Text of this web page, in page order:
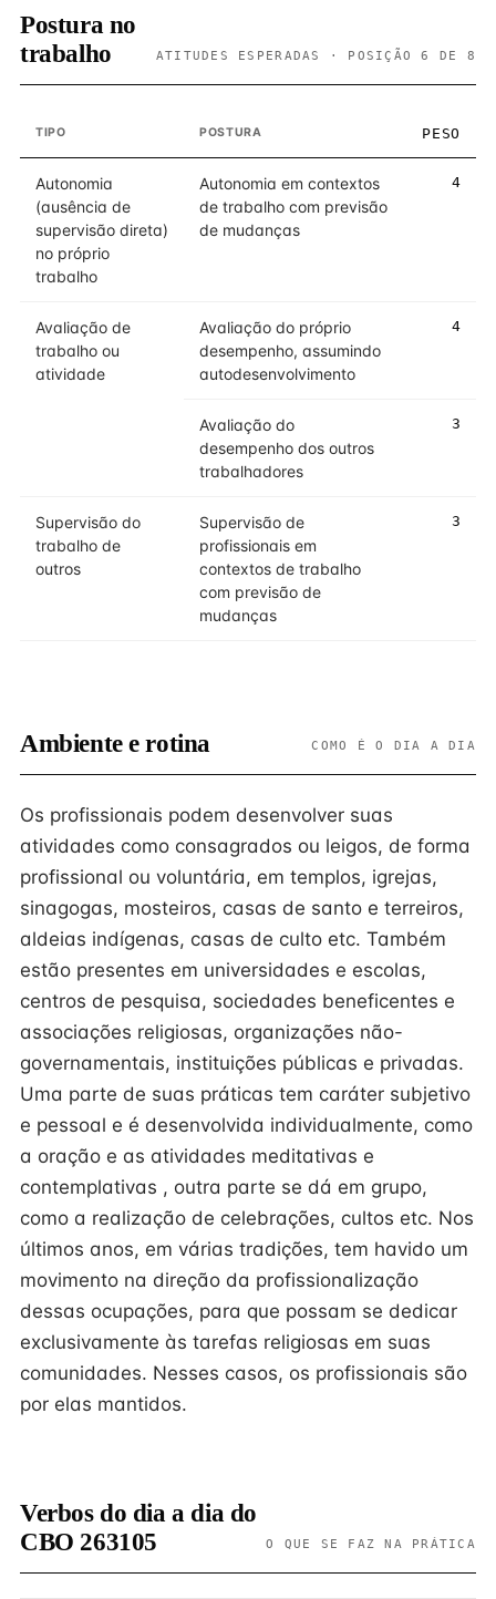
Postura no
trabalho
ATITUDES ESPERADAS · POSIÇÃO 6 DE 8
TIPO POSTURA PESO
Autonomia
(ausência de
supervisão direta)
no próprio
trabalho
Autonomia em contextos
de trabalho com previsão
de mudanças
4
Avaliação de
trabalho ou
atividade
Avaliação do próprio
desempenho, assumindo
autodesenvolvimento
4
Avaliação do
desempenho dos outros
trabalhadores
3
Supervisão do
trabalho de
outros
Supervisão de
profissionais em
contextos de trabalho
com previsão de
mudanças
3
Ambiente e rotina COMO É O DIA A DIA
Os profissionais podem desenvolver suas
atividades como consagrados ou leigos, de forma
profissional ou voluntária, em templos, igrejas,
sinagogas, mosteiros, casas de santo e terreiros,
aldeias indígenas, casas de culto etc. Também
estão presentes em universidades e escolas,
centros de pesquisa, sociedades beneficentes e
associações religiosas, organizações não-
governamentais, instituições públicas e privadas.
Uma parte de suas práticas tem caráter subjetivo
e pessoal e é desenvolvida individualmente, como
a oração e as atividades meditativas e
contemplativas , outra parte se dá em grupo,
como a realização de celebrações, cultos etc. Nos
últimos anos, em várias tradições, tem havido um
movimento na direção da profissionalização
dessas ocupações, para que possam se dedicar
exclusivamente às tarefas religiosas em suas
comunidades. Nesses casos, os profissionais são
por elas mantidos.
Verbos do dia a dia do
CBO 263105
O QUE SE FAZ NA PRÁTICA